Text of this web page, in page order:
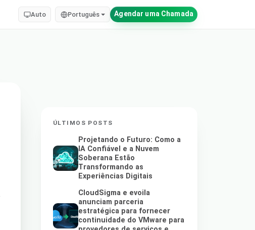
Auto Português Agendar uma Chamada
ÚLTIMOS POSTS
Projetando o Futuro: Como a
IA Confiável e a Nuvem
Soberana Estão
Transformando as
Experiências Digitais
CloudSigma e evoila
anunciam parceria
estratégica para fornecer
continuidade do VMware para